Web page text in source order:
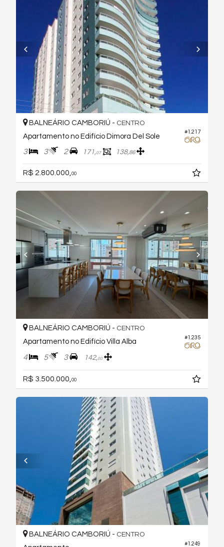
#1.217
BALNEÁRIO CAMBORIÚ - CENTRO
Apartamento no Edifício Dimora Del Sole
3 3 2 171,07 138,86
R$ 2.800.000, 00
#1.235
BALNEÁRIO CAMBORIÚ - CENTRO
Apartamento no Edifício Villa Alba
4 5 3 142,00
R$ 3.500.000, 00
#1.249
BALNEÁRIO CAMBORIÚ - CENTRO